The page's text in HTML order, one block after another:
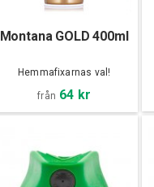
Montana GOLD 400ml
Hemmafixarnas val!
från 64 kr